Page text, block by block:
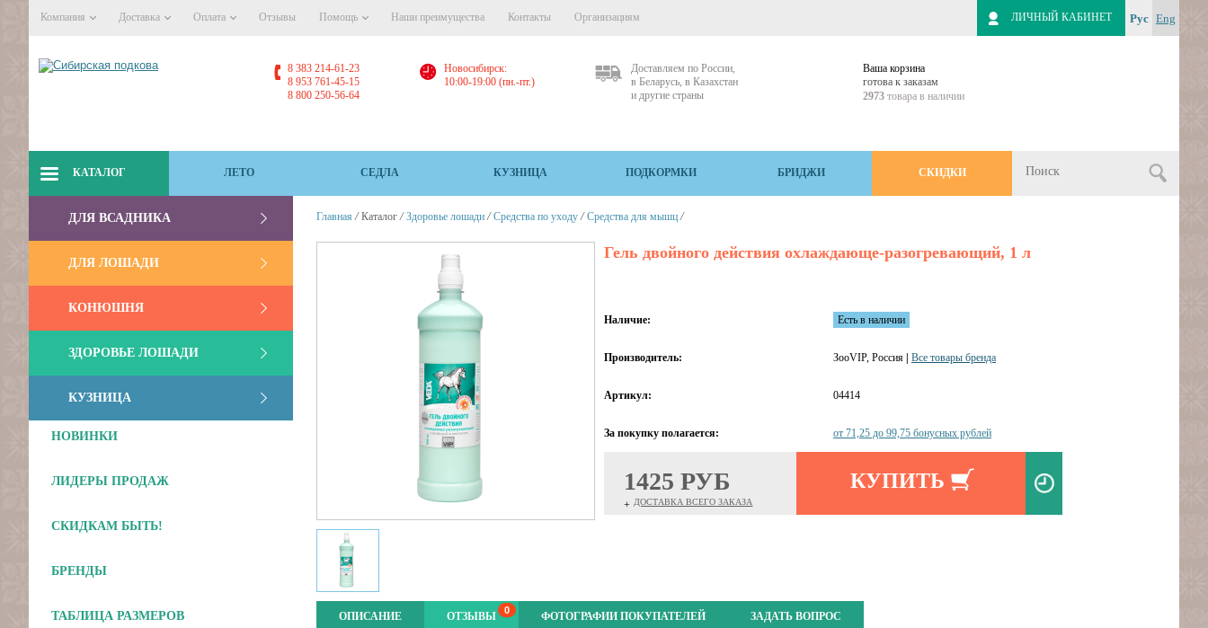
Компания Доставка Оплата Отзывы Помощь Наши преимущества Контакты Организациям Рус Eng
ЛИЧНЫЙ КАБИНЕТ
8 383 214-61-23
8 953 761-45-15
8 800 250-56-64
Новосибирск:
10:00-19:00 (пн.-пт.)
Доставляем по России,
в Беларусь, в Казахстан
и другие страны
Ваша корзина
готова к заказам
2973 товара в наличии
КАТАЛОГ ЛЕТО СЕДЛА КУЗНИЦА ПОДКОРМКИ БРИДЖИ СКИДКИ
ДЛЯ ВСАДНИКА
ДЛЯ ЛОШАДИ
КОНЮШНЯ
ЗДОРОВЬЕ ЛОШАДИ
КУЗНИЦА
НОВИНКИ
ЛИДЕРЫ ПРОДАЖ
СКИДКАМ БЫТЬ!
БРЕНДЫ
ТАБЛИЦА РАЗМЕРОВ
Главная / Каталог / Здоровье лошади / Средства по уходу / Средства для мышц /
Гель двойного действия охлаждающе-разогревающий, 1 л
Наличие: Есть в наличии
Производитель: ЗооVIP, Россия| Все товары бренда
Артикул: 04414
За покупку полагается: от 71,25 до 99,75 бонусных рублей
1425 РУБ
+ ДОСТАВКА ВСЕГО ЗАКАЗА
КУПИТЬ
Отложить
ОПИСАНИЕ ОТЗЫВЫ 0 ФОТОГРАФИИ ПОКУПАТЕЛЕЙ ЗАДАТЬ ВОПРОС